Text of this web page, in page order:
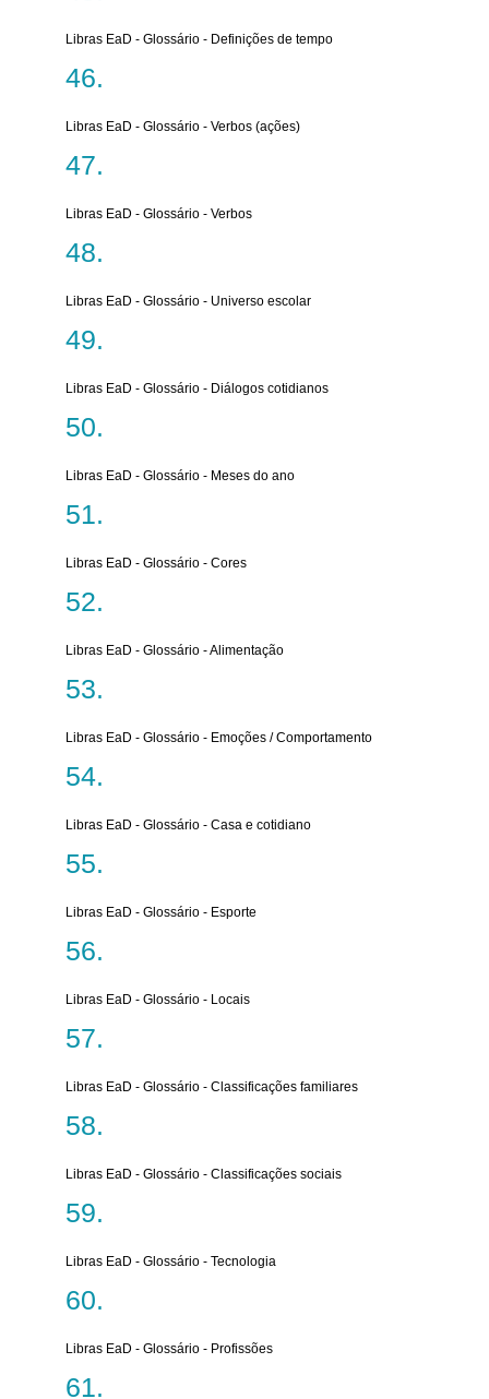
Libras EaD - Glossário - Definições de tempo
Libras EaD - Glossário - Verbos (ações)
Libras EaD - Glossário - Verbos
Libras EaD - Glossário - Universo escolar
Libras EaD - Glossário - Diálogos cotidianos
Libras EaD - Glossário - Meses do ano
Libras EaD - Glossário - Cores
Libras EaD - Glossário - Alimentação
Libras EaD - Glossário - Emoções / Comportamento
Libras EaD - Glossário - Casa e cotidiano
Libras EaD - Glossário - Esporte
Libras EaD - Glossário - Locais
Libras EaD - Glossário - Classificações familiares
Libras EaD - Glossário - Classificações sociais
Libras EaD - Glossário - Tecnologia
Libras EaD - Glossário - Profissões